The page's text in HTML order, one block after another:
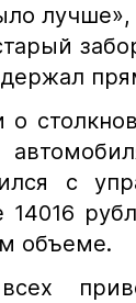
о
с
14016
объеме.